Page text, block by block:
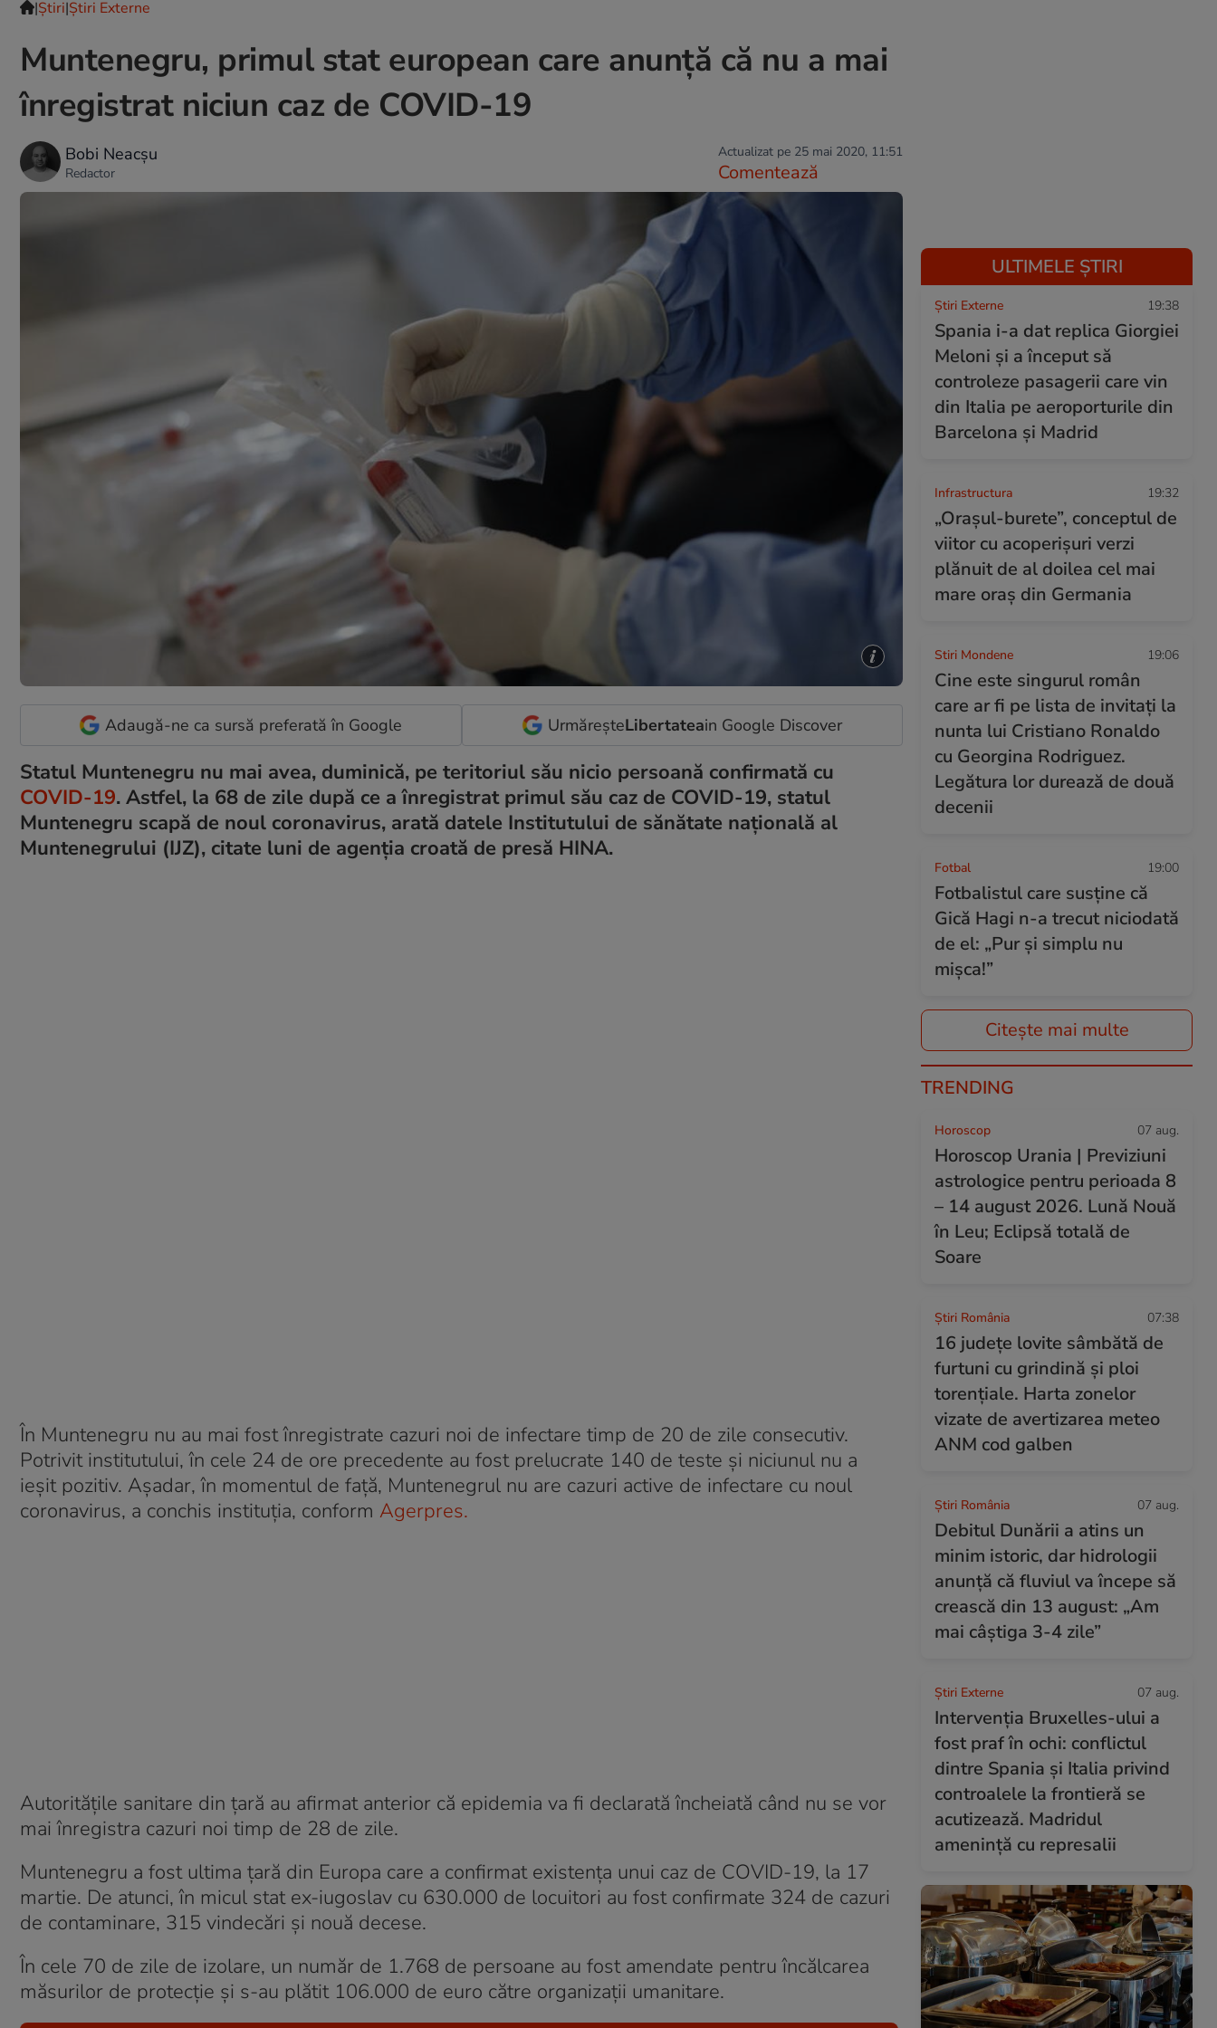
|Ştiri|Știri Externe
Muntenegru, primul stat european care anunţă că nu a mai
înregistrat niciun caz de COVID-19
Bobi Neacșu
Redactor
Actualizat pe 25 mai 2020, 11:51
Comentează
Adaugă-ne ca sursă preferată în Google UrmăreșteLibertateain Google Discover
Statul Muntenegru nu mai avea, duminică, pe teritoriul său nicio persoană confirmată cu
COVID-19. Astfel, la 68 de zile după ce a înregistrat primul său caz de COVID-19, statul
Muntenegru scapă de noul coronavirus, arată datele Institutului de sănătate naţională al
Muntenegrului (IJZ), citate luni de agenţia croată de presă HINA.
În Muntenegru nu au mai fost înregistrate cazuri noi de infectare timp de 20 de zile consecutiv.
Potrivit institutului, în cele 24 de ore precedente au fost prelucrate 140 de teste şi niciunul nu a
ieşit pozitiv. Aşadar, în momentul de faţă, Muntenegrul nu are cazuri active de infectare cu noul
coronavirus, a conchis instituţia, conform Agerpres.
Autorităţile sanitare din ţară au afirmat anterior că epidemia va fi declarată încheiată când nu se vor
mai înregistra cazuri noi timp de 28 de zile.
Muntenegru a fost ultima ţară din Europa care a confirmat existenţa unui caz de COVID-19, la 17
martie. De atunci, în micul stat ex-iugoslav cu 630.000 de locuitori au fost confirmate 324 de cazuri
de contaminare, 315 vindecări şi nouă decese.
În cele 70 de zile de izolare, un număr de 1.768 de persoane au fost amendate pentru încălcarea
măsurilor de protecţie şi s-au plătit 106.000 de euro către organizaţii umanitare.
ULTIMELE ȘTIRI
Știri Externe 19:38
Spania i-a dat replica Giorgiei
Meloni și a început să
controleze pasagerii care vin
din Italia pe aeroporturile din
Barcelona și Madrid
Infrastructura 19:32
„Orașul-burete”, conceptul de
viitor cu acoperișuri verzi
plănuit de al doilea cel mai
mare oraș din Germania
Stiri Mondene 19:06
Cine este singurul român
care ar fi pe lista de invitați la
nunta lui Cristiano Ronaldo
cu Georgina Rodriguez.
Legătura lor durează de două
decenii
Fotbal 19:00
Fotbalistul care susține că
Gică Hagi n-a trecut niciodată
de el: „Pur și simplu nu
mișca!”
Citește mai multe
TRENDING
Horoscop 07 aug.
Horoscop Urania | Previziuni
astrologice pentru perioada 8
– 14 august 2026. Lună Nouă
în Leu; Eclipsă totală de
Soare
Știri România 07:38
16 județe lovite sâmbătă de
furtuni cu grindină și ploi
torențiale. Harta zonelor
vizate de avertizarea meteo
ANM cod galben
Știri România 07 aug.
Debitul Dunării a atins un
minim istoric, dar hidrologii
anunță că fluviul va începe să
crească din 13 august: „Am
mai câștiga 3-4 zile”
Știri Externe 07 aug.
Intervenția Bruxelles-ului a
fost praf în ochi: conflictul
dintre Spania și Italia privind
controalele la frontieră se
acutizează. Madridul
amenință cu represalii